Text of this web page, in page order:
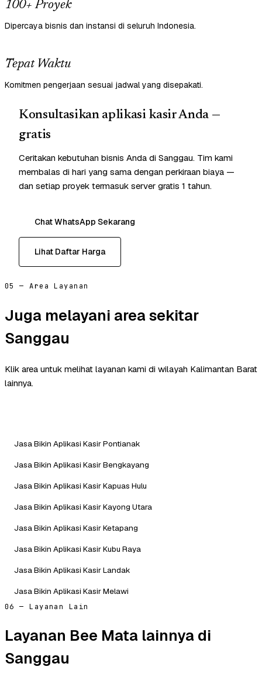
100+ Proyek
Dipercaya bisnis dan instansi di seluruh Indonesia.
Tepat Waktu
Komitmen pengerjaan sesuai jadwal yang disepakati.
Konsultasikan aplikasi kasir Anda —
gratis
Ceritakan kebutuhan bisnis Anda di Sanggau. Tim kami
membalas di hari yang sama dengan perkiraan biaya —
dan setiap proyek termasuk server gratis 1 tahun.
Chat WhatsApp Sekarang
Lihat Daftar Harga
05 — Area Layanan
Juga melayani area sekitar
Sanggau
Klik area untuk melihat layanan kami di wilayah Kalimantan Barat
lainnya.
Jasa Bikin Aplikasi Kasir Pontianak
Jasa Bikin Aplikasi Kasir Bengkayang
Jasa Bikin Aplikasi Kasir Kapuas Hulu
Jasa Bikin Aplikasi Kasir Kayong Utara
Jasa Bikin Aplikasi Kasir Ketapang
Jasa Bikin Aplikasi Kasir Kubu Raya
Jasa Bikin Aplikasi Kasir Landak
Jasa Bikin Aplikasi Kasir Melawi
06 — Layanan Lain
Layanan Bee Mata lainnya di
Sanggau